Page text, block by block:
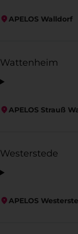
APELOS Walldorf
Wattenheim
APELOS Strauß
Westerstede
APELOS